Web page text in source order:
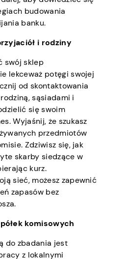
budowania
banku.
i rodziny
swój sklep
lekceważ potęgi swojej
od skontaktowania
sąsiadami i
się swoim
Wyjaśnij, że szukasz
przedmiotów
Zdziwisz się, jak
skarby siedzące w
kurz.
sieć, możesz zapewnić
zapasów bez
komisowych
do zbadania jest
z lokalnymi